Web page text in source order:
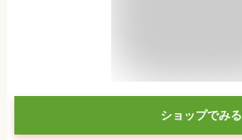
ショップでみる